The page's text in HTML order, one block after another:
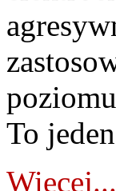
To
Więcej...